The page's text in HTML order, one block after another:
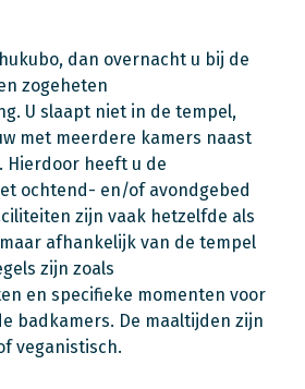
dan overnacht u bij de
zogeheten
U slaapt niet in de tempel,
met meerdere kamers naast
Hierdoor heeft u de
ochtend- en/of avondgebed
zijn vaak hetzelfde als
afhankelijk van de tempel
zijn zoals
en specifieke momenten voor
badkamers. De maaltijden zijn
veganistisch.